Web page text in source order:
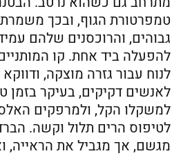
טמפרטורת הגוף, ובכך
גבוהים, והרוכסנים שלהם
להפעלה ביד אחת. קו
לנוח עבור גזרה מוצקה,
לאנשים דקיקים, בעיקר בזמן
למשקלו הקל, ולמרפקים
לטיפוס הרים תלול וקשה.
מגשם, אך מגביל את הראייה,